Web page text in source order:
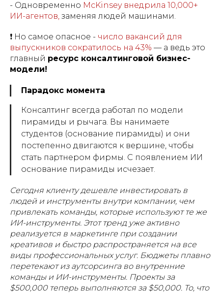
- Одновременно McKinsey внедрила 10,000+
ИИ-агентов, заменяя людей машинами.
❗ Но самое опасное - число вакансий для
выпускников сократилось на 43% — а ведь это
главный ресурс консалтинговой бизнес-
модели!
Парадокс момента
Консалтинг всегда работал по модели
пирамиды и рычага. Вы нанимаете
студентов (основание пирамиды) и они
постепенно двигаются к вершине, чтобы
стать партнером фирмы. С появлением ИИ
основание пирамиды исчезает.
Сегодня клиенту дешевле инвестировать в
людей и инструменты внутри компании, чем
привлекать команды, которые используют те же
ИИ-инструменты. Этот тренд уже активно
реализуется в маркетинге при создании
креативов и быстро распространяется на все
виды профессиональных услуг. Бюджеты плавно
перетекают из аутсорсинга во внутренние
команды и ИИ-инструменты. Проекты за
$500,000 теперь выполняются за $50,000. То, что